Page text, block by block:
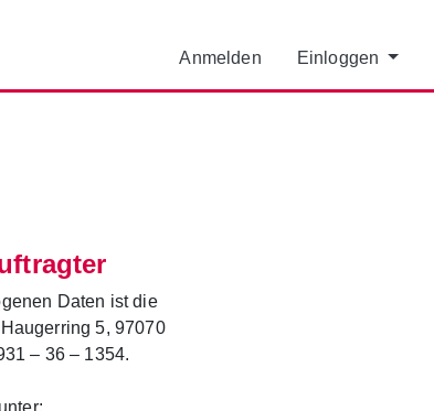
Anmelden Einloggen
Daten ist die
5, 97070
– 36 – 1354.